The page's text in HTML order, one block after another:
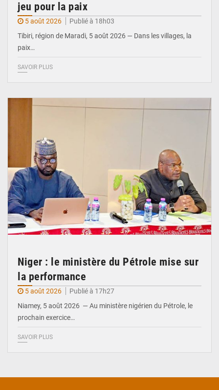
jeu pour la paix
5 août 2026
Publié à 18h03
Tibiri, région de Maradi, 5 août 2026 — Dans les villages, la
paix…
SAVOIR PLUS
Niger : le ministère du Pétrole mise sur
la performance
5 août 2026
Publié à 17h27
Niamey, 5 août 2026 — Au ministère nigérien du Pétrole, le
prochain exercice…
SAVOIR PLUS